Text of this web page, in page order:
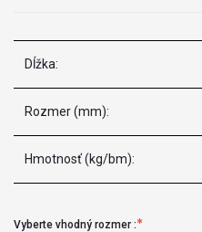
Dĺžka:
Rozmer (mm):
Hmotnosť (kg/bm):
Vyberte vhodný rozmer :